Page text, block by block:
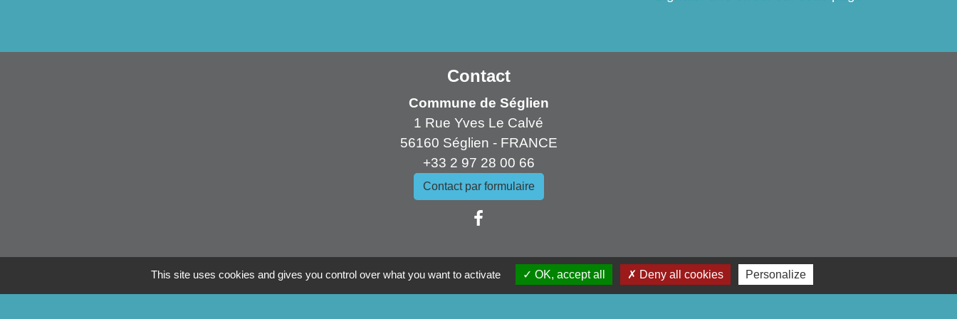
Contact
Commune de Séglien
1 Rue Yves Le Calvé
56160 Séglien - FRANCE
+33 2 97 28 00 66
Contact par formulaire
Liens
This site uses cookies and gives you control over what you want to activate OK, accept all Deny all cookies Personalize